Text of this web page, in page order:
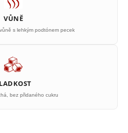
VŮNĚ
s lehkým podtónem pecek
bez přidaného cukru